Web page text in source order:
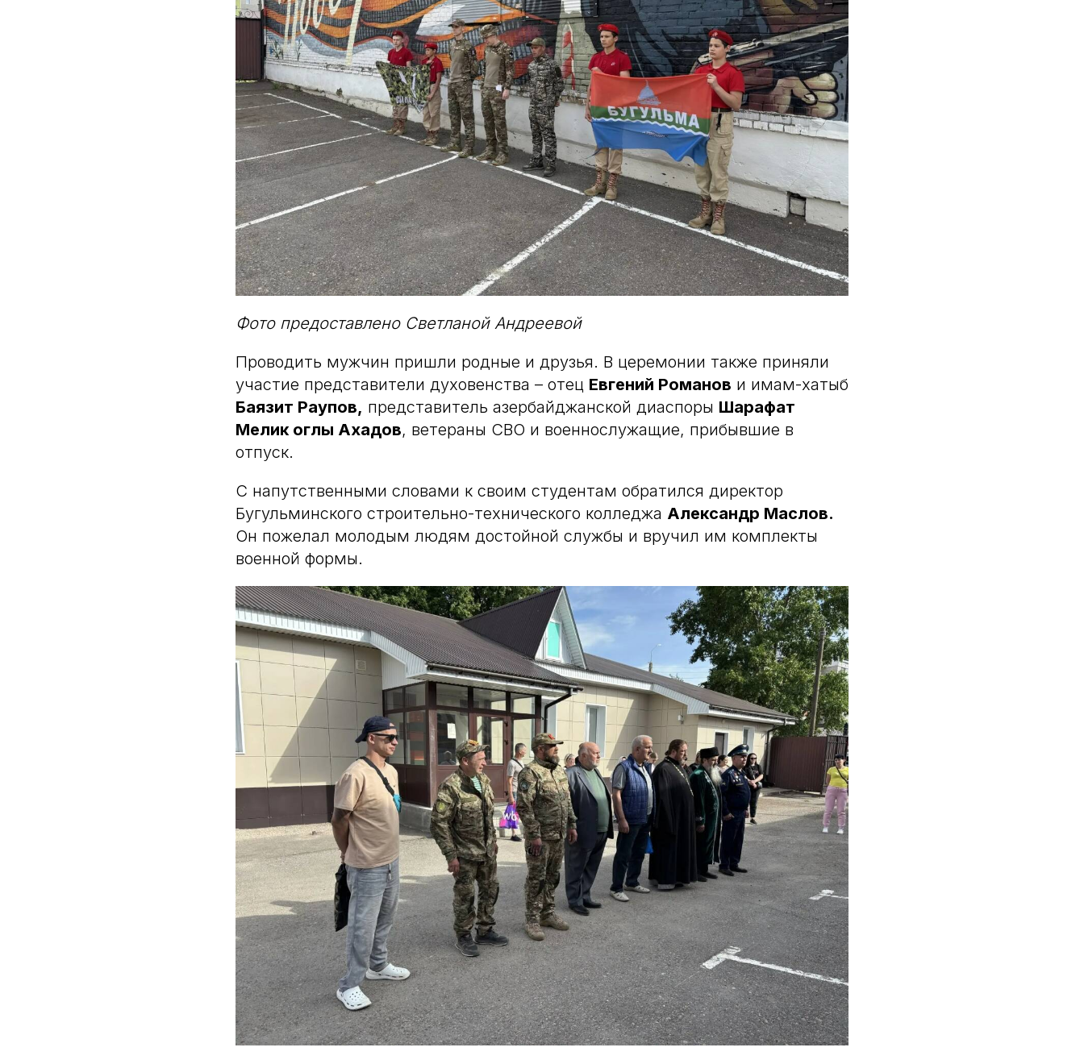
Фото предоставлено Светланой Андреевой
Проводить мужчин пришли родные и друзья. В церемонии также приняли
участие представители духовенства – отец Евгений Романов и имам-хатыб
Баязит Раупов, представитель азербайджанской диаспоры Шарафат
Мелик оглы Ахадов, ветераны СВО и военнослужащие, прибывшие в
отпуск.
С напутственными словами к своим студентам обратился директор
Бугульминского строительно-технического колледжа Александр Маслов.
Он пожелал молодым людям достойной службы и вручил им комплекты
военной формы.